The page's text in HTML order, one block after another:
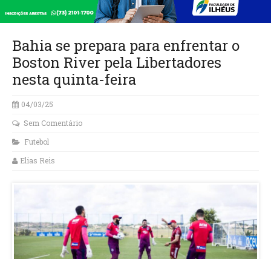
Bahia se prepara para enfrentar o
Boston River pela Libertadores
nesta quinta-feira
04/03/25
Sem Comentário
Futebol
Elias Reis